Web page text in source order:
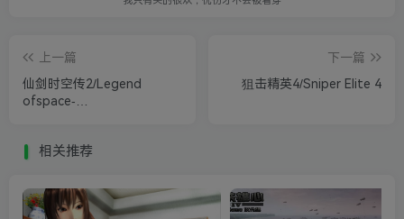
上一篇
仙剑时空传2/Legend
ofspace-
下一篇
狙击精英4/Sniper Elite 4
相关推荐